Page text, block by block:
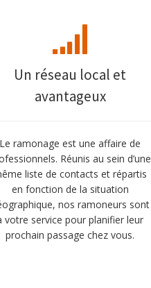
Un réseau local et
avantageux
Le ramonage est une affaire de
Réunis au sein d’une
liste de contacts et répartis
en fonction de la situation
nos ramoneurs sont
votre service pour planifier leur
prochain passage chez vous.